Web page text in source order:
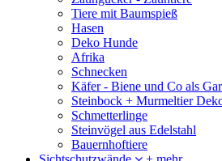
Tiere mit Baumspieß
Hasen
Deko Hunde
Afrika
Schnecken
Käfer - Biene und Co als
Steinbock + Murmeltier
Schmetterlinge
Steinvögel aus Edelstahl
Bauernhoftiere